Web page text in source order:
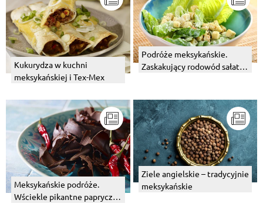
Kukurydza w kuchni
meksykańskiej i Tex-Mex
Podróże meksykańskie.
Zaskakujący rodowód sałatki
Meksykańskie podróże.
Wściekle pikantne papryczki,
Ziele angielskie – tradycyjnie
meksykańskie